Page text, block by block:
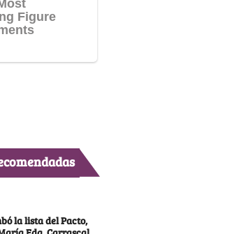
la lista del Pacto,